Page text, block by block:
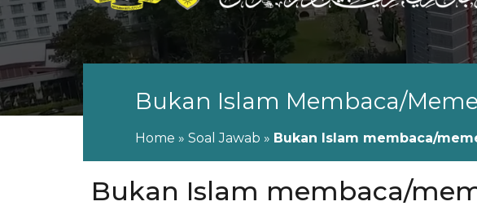
Bukan Islam Membaca/
Home » Soal Jawab » Bukan Islam membaca/
Bukan Islam membaca/